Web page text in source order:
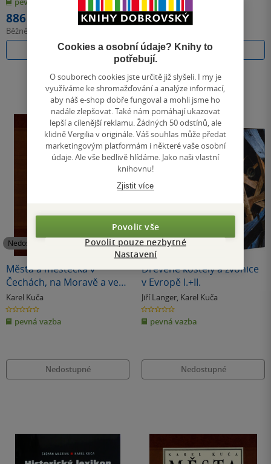
hvězdiček
886 Kč
Běžně
Do košíku
886 Kč
Do košíku
Nedostupné
Města a městečka v
Čechách, na Moravě a ve
Slezsku / 4.díl Ml - Pan
Karel Kuča
0.0
z
5
hvězdiček
pevná vazba
Nedostupné
Nedostupné
Dřevěné kostely a zvonice
v Evropě I.+II.
Jiří Langer, Karel Kuča
0.0
z
5
hvězdiček
pevná vazba
Nedostupné
Cookies a osobní údaje? Knihy to
potřebují.
O souborech cookies jste určitě již slyšeli. I my je
využíváme ke shromažďování a analýze informací,
aby náš e-shop dobře fungoval a mohli jsme ho
nadále zlepšovat. Také nám pomáhají ukazovat
lepší a cílenější reklamu. Žádných 50 odstínů, ale
klidně Vergilia v originále. Váš souhlas může předat
marketingovým platformám i některé vaše osobní
údaje. Ale vše bedlivě hlídáme. Jako naši vlastní
knihovnu!
Zjistit více
Povolit vše
Povolit pouze nezbytné
Nastavení